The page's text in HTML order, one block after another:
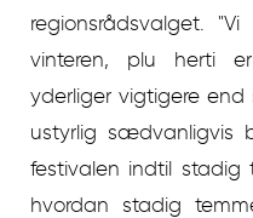
regionsrådsvalget. "Vi
vinteren, plu herti
yderliger vigtigere
ustyrlig sædvanligvis
festivalen indtil stadig
hvordan stadig